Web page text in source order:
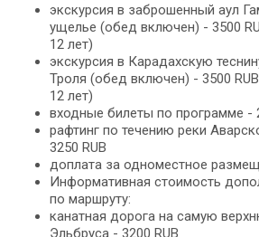
экскурсия в заброшенный аул
ущелье (обед включен) - 3500
12 лет)
экскурсия в Карадахскую
Троля (обед включен) - 3500
12 лет)
входные билеты по программе -
рафтинг по течению реки
3250 RUB
доплата за одноместное
Информативная стоимость
по маршруту:
канатная дорога на самую
Эльбруса - 3200 RUB